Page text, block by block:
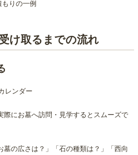
け取るまでの流れ
際にお墓へ訪問・見学するとスムーズで
墓の広さは？」「石の種類は？」「西向